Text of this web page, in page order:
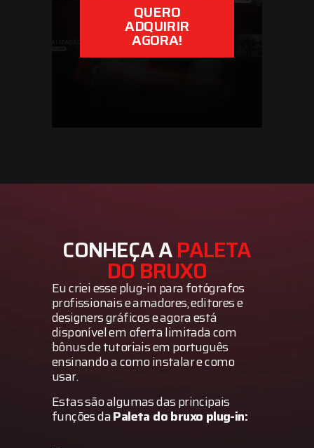
QUERO
ADQUIRIR
AGORA!
CONHEÇA APALETA
DO BRUXO
Eu criei esse plug-in para fotógrafos
profissionais e amadores, editores e
designers gráficos e agora está
disponível em oferta limitada com
bônus de tutoriais em português
ensinando a como instalar e como
usar.
Estas são algumas das principais
funções daPaleta do bruxo plug-in: